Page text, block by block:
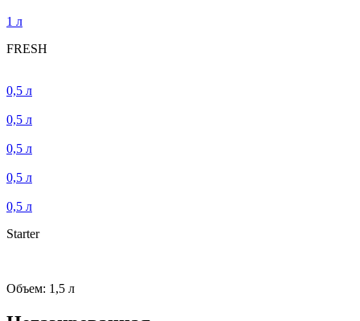
1 л
FRESH
0,5 л
0,5 л
0,5 л
0,5 л
0,5 л
Starter
Объем: 1,5 л